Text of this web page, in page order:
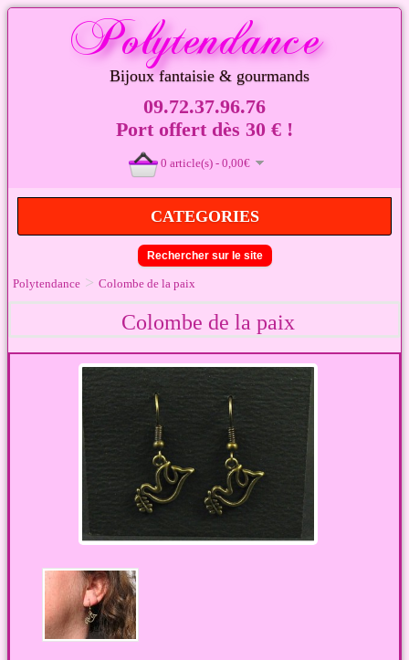
Bijoux fantaisie & gourmands
09.72.37.96.76
Port offert dès 30 € !
0 article(s) - 0,00€
CATEGORIES
Rechercher sur le site
Polytendance > Colombe de la paix
Colombe de la paix